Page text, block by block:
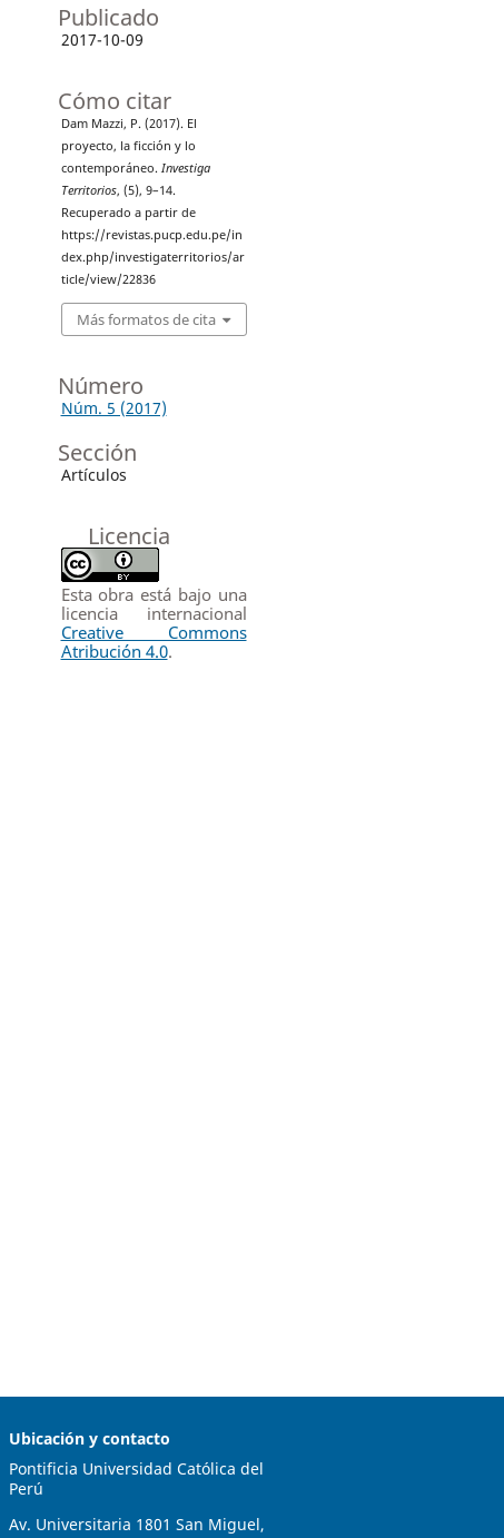
Publicado
2017-10-09
Cómo citar
Dam Mazzi, P. (2017). El
proyecto, la ficción y lo
contemporáneo. Investiga
Territorios, (5), 9–14.
Recuperado a partir de
https://revistas.pucp.edu.pe/in
dex.php/investigaterritorios/ar
ticle/view/22836
Más formatos de cita
Número
Núm. 5 (2017)
Sección
Artículos
Licencia
Esta obra está bajo una
licencia internacional
Creative Commons
Atribución 4.0.
Ubicación y contacto
Pontificia Universidad Católica del
Perú
Av. Universitaria 1801 San Miguel,